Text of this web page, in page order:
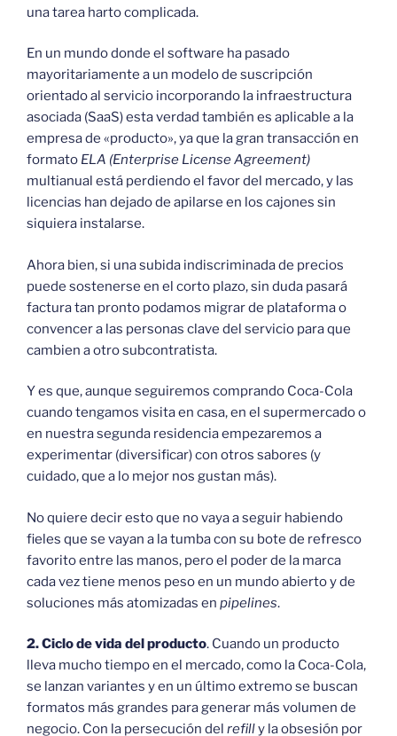
una tarea harto complicada.
En un mundo donde el software ha pasado
mayoritariamente a un modelo de suscripción
orientado al servicio incorporando la infraestructura
asociada (SaaS) esta verdad también es aplicable a la
empresa de «producto», ya que la gran transacción en
formato ELA (Enterprise License Agreement)
multianual está perdiendo el favor del mercado, y las
licencias han dejado de apilarse en los cajones sin
siquiera instalarse.
Ahora bien, si una subida indiscriminada de precios
puede sostenerse en el corto plazo, sin duda pasará
factura tan pronto podamos migrar de plataforma o
convencer a las personas clave del servicio para que
cambien a otro subcontratista.
Y es que, aunque seguiremos comprando Coca-Cola
cuando tengamos visita en casa, en el supermercado o
en nuestra segunda residencia empezaremos a
experimentar (diversificar) con otros sabores (y
cuidado, que a lo mejor nos gustan más).
No quiere decir esto que no vaya a seguir habiendo
fieles que se vayan a la tumba con su bote de refresco
favorito entre las manos, pero el poder de la marca
cada vez tiene menos peso en un mundo abierto y de
soluciones más atomizadas en pipelines.
2. Ciclo de vida del producto. Cuando un producto
lleva mucho tiempo en el mercado, como la Coca-Cola,
se lanzan variantes y en un último extremo se buscan
formatos más grandes para generar más volumen de
negocio. Con la persecución del refilly la obsesión por